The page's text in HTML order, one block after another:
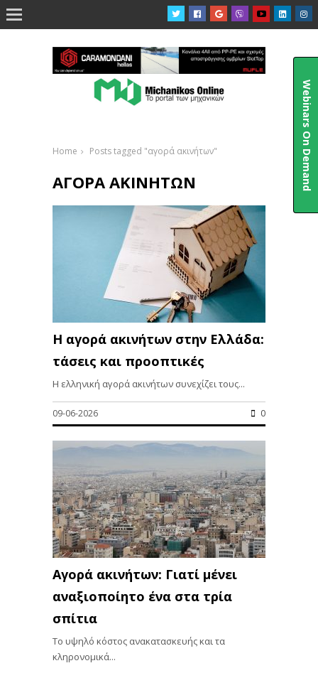

Home Posts tagged "αγορά ακινήτων"
ΑΓΟΡΆ ΑΚΙΝΉΤΩΝ
Η αγορά ακινήτων στην Ελλάδα:
τάσεις και προοπτικές
Η ελληνική αγορά ακινήτων συνεχίζει τους...
09-06-2026 0
Αγορά ακινήτων: Γιατί μένει
αναξιοποίητο ένα στα τρία
σπίτια
Το υψηλό κόστος ανακατασκευής και τα
κληρονομικά...
Webinars On Demand